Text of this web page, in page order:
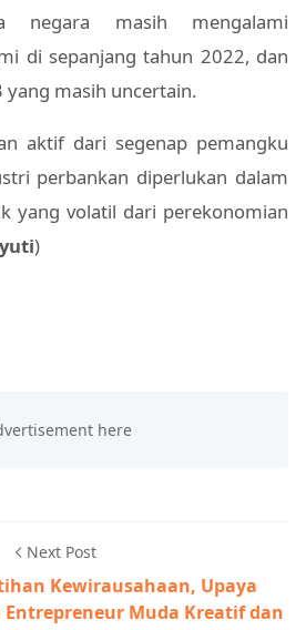
negara masih mengalami
di sepanjang tahun 2022, dan
masih uncertain.
aktif dari segenap pemangku
perbankan diperlukan dalam
yang volatil dari perekonomian
)
Next Post
Kewirausahaan, Upaya
Entrepreneur Muda Kreatif dan